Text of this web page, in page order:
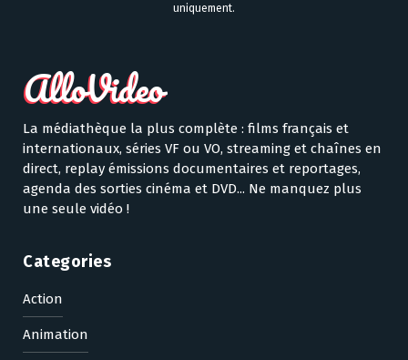
uniquement.
La médiathèque la plus complète : films français et
internationaux, séries VF ou VO, streaming et chaînes en
direct, replay émissions documentaires et reportages,
agenda des sorties cinéma et DVD... Ne manquez plus
une seule vidéo !
Categories
Action
Animation